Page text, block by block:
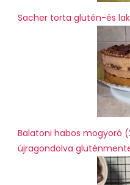
Sacher torta glutén-és
Balatoni habos mogyoró
újragondolva